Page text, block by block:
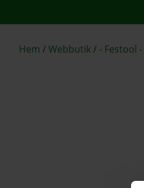
Hem /Webbutik/ - Festool -